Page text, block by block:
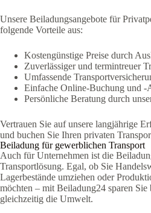
Unsere Beiladungsangebote für
folgende Vorteile aus:
Kostengünstige Preise durch
Zuverlässiger und termintreuer
Umfassende
Einfache Online-Buchung und
Persönliche Beratung durch
Vertrauen Sie auf unsere langjährige
und buchen Sie Ihren privaten
Beiladung für gewerblichen Transport
Auch für Unternehmen ist die
Transportlösung. Egal, ob Sie
Lagerbestände umziehen oder
möchten – mit Beiladung24 sparen Sie
gleichzeitig die Umwelt.